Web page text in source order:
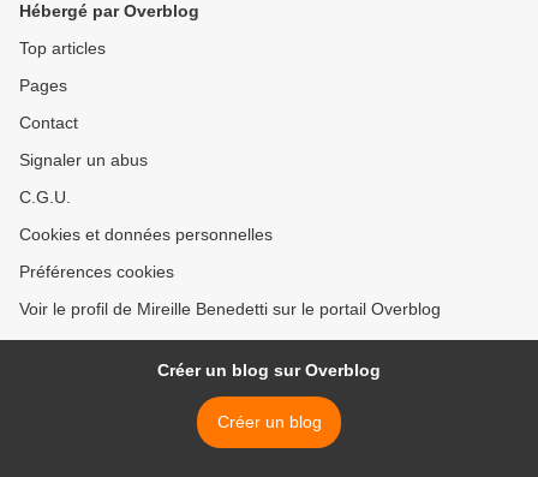
Hébergé par Overblog
Top articles
Pages
Contact
Signaler un abus
C.G.U.
Cookies et données personnelles
Préférences cookies
Voir le profil de Mireille Benedetti sur le portail Overblog
Créer un blog sur Overblog
Créer un blog